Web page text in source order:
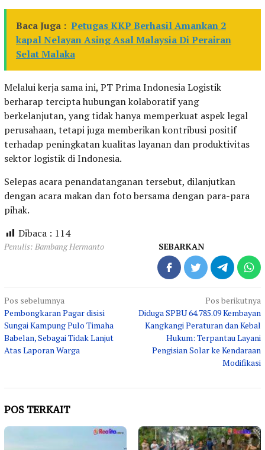
Baca Juga : Petugas KKP Berhasil Amankan 2
kapal Nelayan Asing Asal Malaysia Di Perairan
Selat Malaka
Melalui kerja sama ini, PT Prima Indonesia Logistik
berharap tercipta hubungan kolaboratif yang
berkelanjutan, yang tidak hanya memperkuat aspek legal
perusahaan, tetapi juga memberikan kontribusi positif
terhadap peningkatan kualitas layanan dan produktivitas
sektor logistik di Indonesia.
Selepas acara penandatanganan tersebut, dilanjutkan
dengan acara makan dan foto bersama dengan para-para
pihak.
Dibaca : 114
Penulis: Bambang Hermanto SEBARKAN
Navigasi
pos
Pos sebelumnya
Pembongkaran Pagar disisi
Sungai Kampung Pulo Timaha
Babelan, Sebagai Tidak Lanjut
Atas Laporan Warga
Pos berikutnya
Diduga SPBU 64.785.09 Kembayan
Kangkangi Peraturan dan Kebal
Hukum: Terpantau Layani
Pengisian Solar ke Kendaraan
Modifikasi
POS TERKAIT